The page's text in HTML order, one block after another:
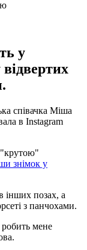
у
співачка Міша
в Instagram
"крутою"
знімок у
інших позах, а
з панчохами.
мене